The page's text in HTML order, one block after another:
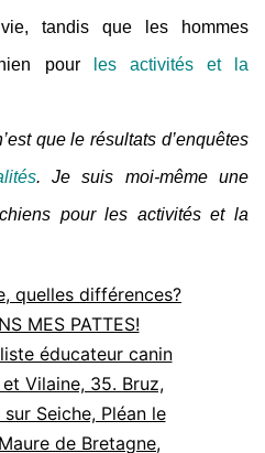
tandis que les hommes
pour
les activités et la
que le résultats d’enquêtes
. Je suis moi-même une
pour les activités et la